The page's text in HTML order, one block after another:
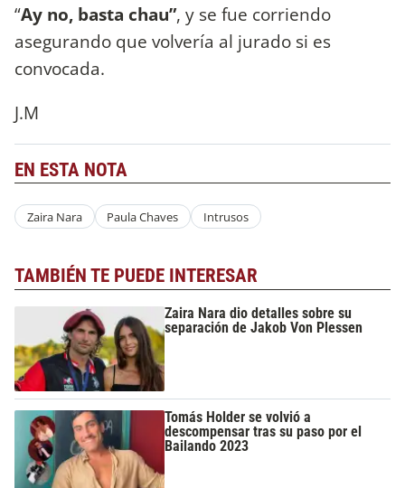
“Ay no, basta chau”, y se fue corriendo
asegurando que volvería al jurado si es
convocada.
J.M
EN ESTA NOTA
Zaira Nara Paula Chaves Intrusos
TAMBIÉN TE PUEDE INTERESAR
Zaira Nara dio detalles sobre su
separación de Jakob Von Plessen
Tomás Holder se volvió a
descompensar tras su paso por el
Bailando 2023